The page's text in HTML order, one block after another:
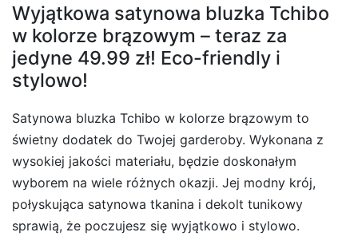
Wyjątkowa satynowa bluzka Tchibo
w kolorze brązowym – teraz za
jedyne 49.99 zł! Eco-friendly i
stylowo!
Satynowa bluzka Tchibo w kolorze brązowym to
świetny dodatek do Twojej garderoby. Wykonana z
wysokiej jakości materiału, będzie doskonałym
wyborem na wiele różnych okazji. Jej modny krój,
połyskująca satynowa tkanina i dekolt tunikowy
sprawią, że poczujesz się wyjątkowo i stylowo.